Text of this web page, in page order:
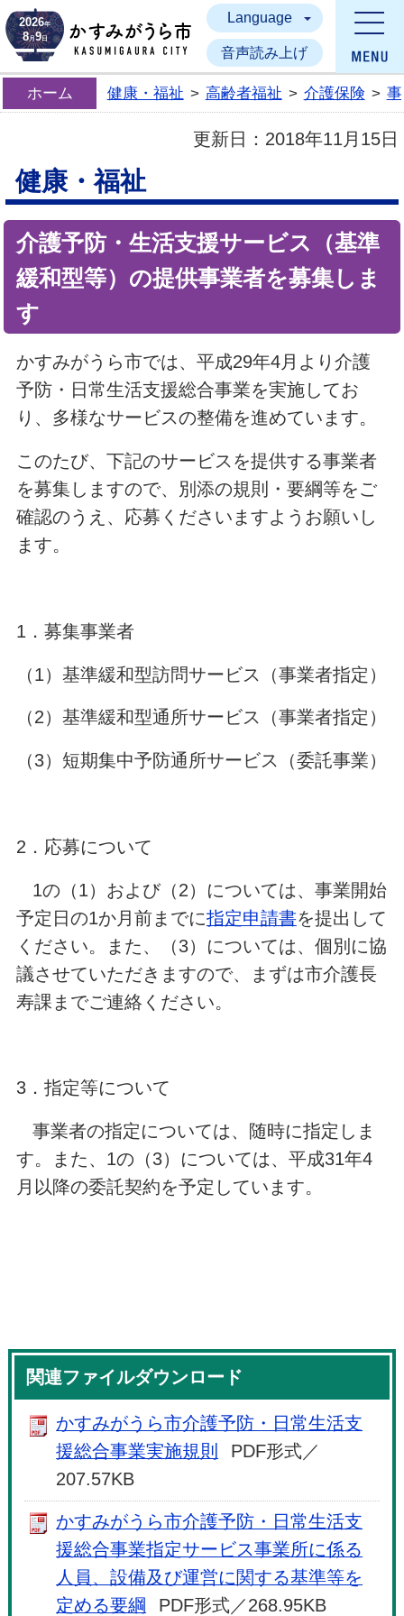
かすみがうら市
2026年
8月9日
Language
音声読み上げ
ホーム 健康・福祉 > 高齢者福祉 > 介護保険 >
更新日： 2018年11月15日
健康・福祉
介護予防・生活支援サービス（基準
緩和型等）の提供事業者を募集しま
す
かすみがうら市では、平成29年4月より介護
予防・日常生活支援総合事業を実施してお
り、多様なサービスの整備を進めています。
このたび、下記のサービスを提供する事業者
を募集しますので、別添の規則・要綱等をご
確認のうえ、応募くださいますようお願いし
ます。
1．募集事業者
（1）基準緩和型訪問サービス（事業者指定）
（2）基準緩和型通所サービス（事業者指定）
（3）短期集中予防通所サービス（委託事業）
2．応募について
1の（1）および（2）については、事業開始
予定日の1か月前までに指定申請書を提出して
ください。また、（3）については、個別に協
議させていただきますので、まずは市介護長
寿課までご連絡ください。
3．指定等について
事業者の指定については、随時に指定しま
す。また、1の（3）については、平成31年4
月以降の委託契約を予定しています。
関連ファイルダウンロード
かすみがうら市介護予防・日常生活支
援総合事業実施規則
PDF形式／
207.57KB
かすみがうら市介護予防・日常生活支
援総合事業指定サービス事業所に係る
人員、設備及び運営に関する基準等を
定める要綱
PDF形式／268.95KB